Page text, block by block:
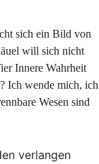
sich ein Bild von
will sich nicht
Innere Wahrheit
Ich wende mich, ich
Wesen sind
verlangen